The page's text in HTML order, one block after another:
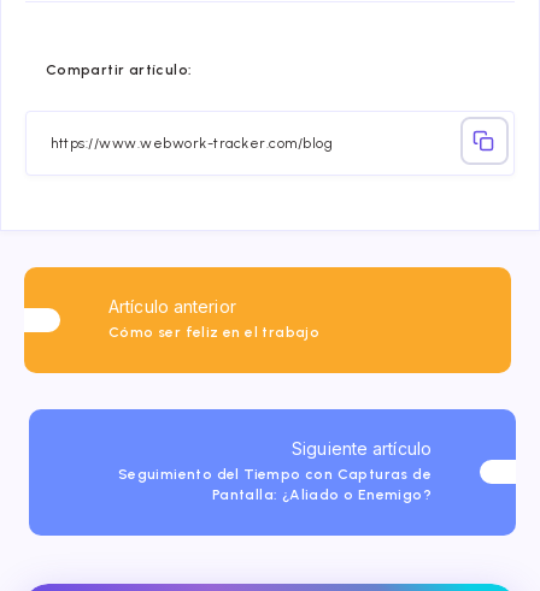
Compartir artículo:
Email
Artículo anterior
Cómo ser feliz en el trabajo
Siguiente artículo
Seguimiento del Tiempo con Capturas de
Pantalla: ¿Aliado o Enemigo?